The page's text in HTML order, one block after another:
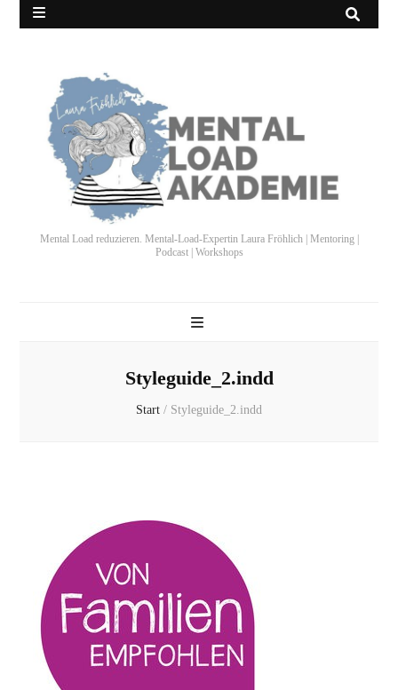
Mental Load reduzieren. Mental-Load-Expertin Laura Fröhlich | Mentoring |
Podcast | Workshops
Styleguide_2.indd
Start / Styleguide_2.indd